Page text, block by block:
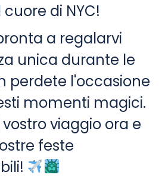
di NYC!
a regalarvi
unica durante le
perdete l'occasione
momenti magici.
viaggio ora e
feste